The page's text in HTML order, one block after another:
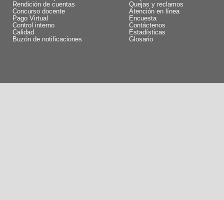
Rendición de cuentas
Concurso docente
Pago Virtual
Control interno
Calidad
Buzón de notificaciones
Quejas y reclamos
Atención en línea
Encuesta
Contáctenos
Estadísticas
Glosario